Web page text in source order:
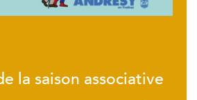
la saison associative